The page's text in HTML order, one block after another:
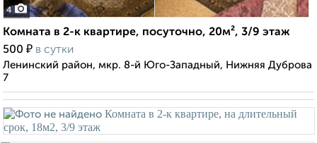
4
Комната в 2-к квартире, посуточно, 20м², 3/9 этаж
500 ₽ в сутки
Ленинский район, мкр. 8-й Юго-Западный, Нижняя Дуброва
7